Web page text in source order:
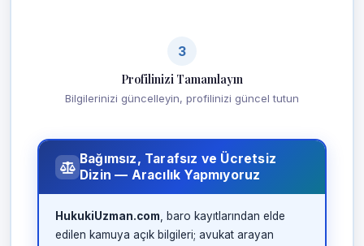
3
Profilinizi Tamamlayın
Bilgilerinizi güncelleyin, profilinizi güncel tutun
Bağımsız, Tarafsız ve Ücretsiz
Dizin — Aracılık Yapmıyoruz
HukukiUzman.com , baro kayıtlarından elde
edilen kamuya açık bilgileri; avukat arayan